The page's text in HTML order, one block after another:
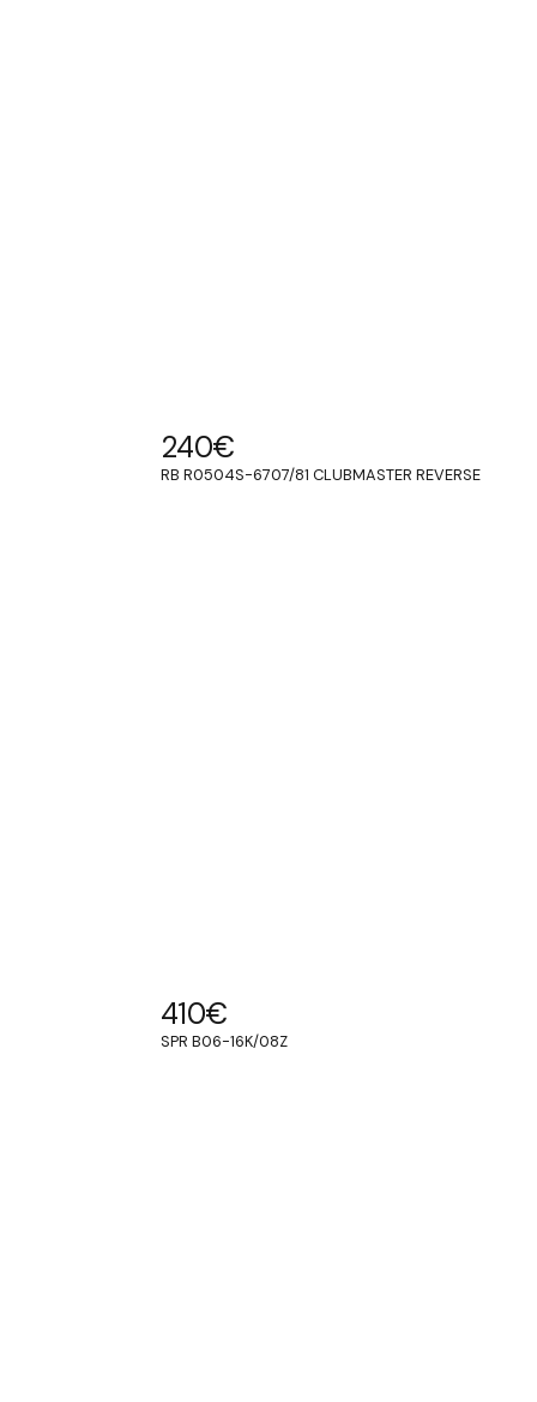
240€
RB R0504S-6707/81 CLUBMASTER REVERSE
410€
SPR B06-16K/08Z